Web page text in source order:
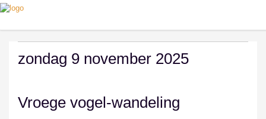
zondag 9 november 2025
Vroege vogel-wandeling